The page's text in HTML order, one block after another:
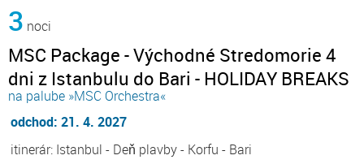
3 noci
MSC Package - Východné Stredomorie 4
dni z Istanbulu do Bari - HOLIDAY BREAKS
na palube »MSC Orchestra«
odchod: 21. 4. 2027
itinerár: Istanbul - Deň plavby - Korfu - Bari